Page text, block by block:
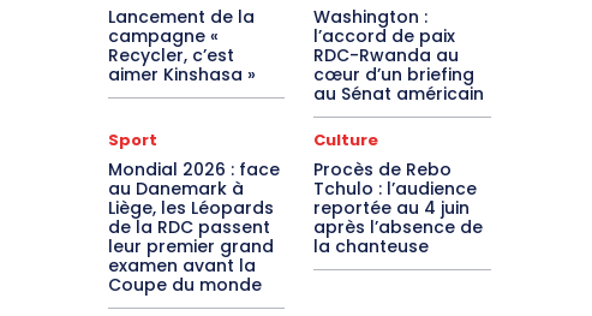
Lancement de la
campagne «
Recycler, c’est
aimer Kinshasa »
Washington :
l’accord de paix
RDC-Rwanda au
cœur d’un briefing
au Sénat américain
Sport
Mondial 2026 : face
au Danemark à
Liège, les Léopards
de la RDC passent
leur premier grand
examen avant la
Coupe du monde
Culture
Procès de Rebo
Tchulo : l’audience
reportée au 4 juin
après l’absence de
la chanteuse